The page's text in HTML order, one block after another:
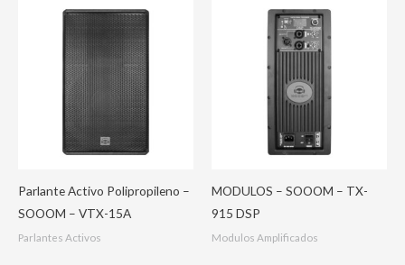
Parlante Activo Polipropileno –
SOOOM – VTX-15A
Parlantes Activos
MODULOS – SOOOM – TX-
915 DSP
Modulos Amplificados